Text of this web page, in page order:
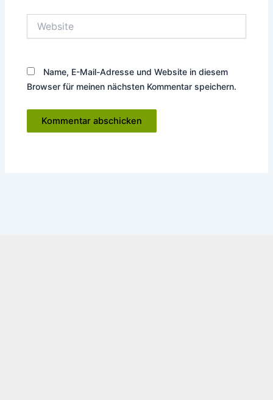
Name, E-Mail-Adresse und Website in diesem
Browser für meinen nächsten Kommentar speichern.